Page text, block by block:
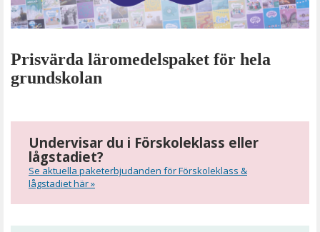
Prisvärda läromedelspaket för hela
grundskolan
Undervisar du i Förskoleklass eller
lågstadiet?
Se aktuella paketerbjudanden för Förskoleklass &
lågstadiet här »